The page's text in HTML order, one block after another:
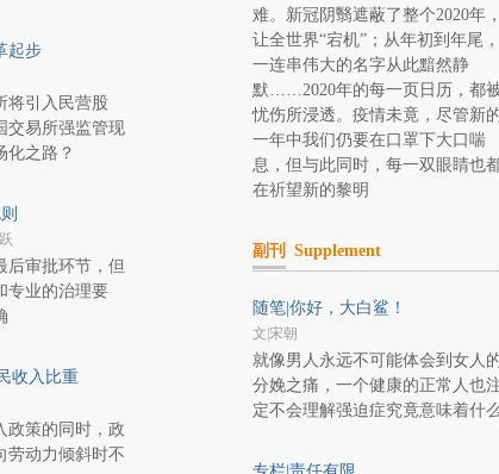
起步
将引入民营股
交易所强监管现
化之路？
后审批环节，但
专业的治理要
收入比重
政策的同时，政
劳动力倾斜时不
难。新冠阴翳遮蔽了整个2020年，
让全世界“宕机”；从年初到年尾，
一连串伟大的名字从此黯然静
默……2020年的每一页日历，都
忧伤所浸透。疫情未竟，尽管新
一年中我们仍要在口罩下大口喘
息，但与此同时，每一双眼睛也
在祈望新的黎明
副刊 Supplement
随笔|你好，大白鲨！
文|宋朝
就像男人永远不可能体会到女人
分娩之痛，一个健康的正常人也
定不会理解强迫症究竟意味着什